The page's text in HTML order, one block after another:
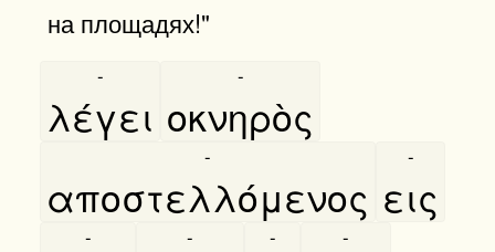
на площадях!"
λέγει
-
οκνηρὸς
-
αποστελλόμενος
-
εις
-
- - - -